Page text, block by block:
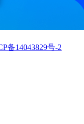
备14043829号-2